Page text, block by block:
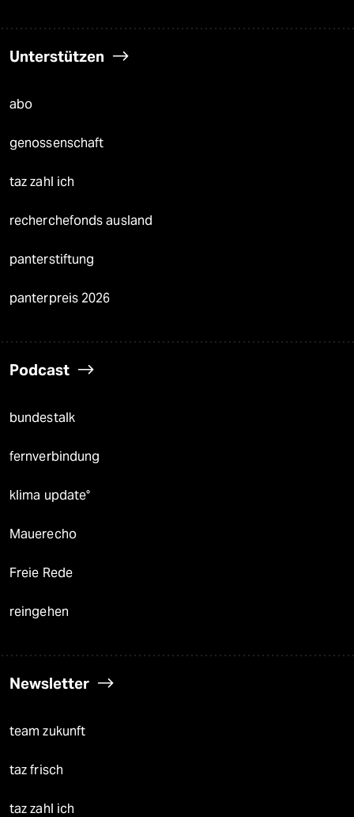
Unterstützen
abo
genossenschaft
taz zahl ich
recherchefonds ausland
panterstiftung
panterpreis 2026
Podcast
bundestalk
fernverbindung
klima update°
Mauerecho
Freie Rede
reingehen
Newsletter
team zukunft
taz frisch
taz zahl ich